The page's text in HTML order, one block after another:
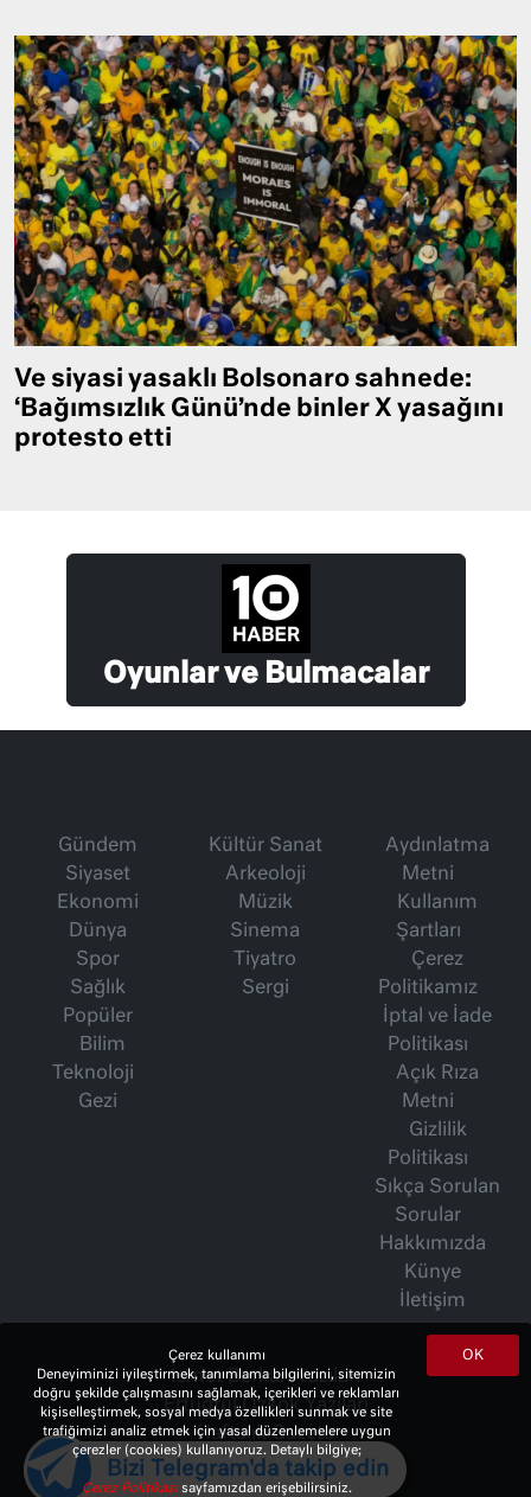
Ve siyasi yasaklı Bolsonaro sahnede:
‘Bağımsızlık Günü’nde binler X yasağını
protesto etti
Oyunlar ve Bulmacalar
Gündem
Siyaset
Ekonomi
Dünya
Spor
Sağlık
Popüler
Bilim
Teknoloji
Gezi
Kültür Sanat
Arkeoloji
Müzik
Sinema
Tiyatro
Sergi
Aydınlatma
Metni
Kullanım
Şartları
Çerez
Politikamız
İptal ve İade
Politikası
Açık Rıza
Metni
Gizlilik
Politikası
Sıkça Sorulan
Sorular
Hakkımızda
Künye
İletişim
İsmet Berkan Yazıları
Ertuğrul Özkök Yazıları
Haftalık Gazete
OK
Çerez kullanımı
Deneyiminizi iyileştirmek, tanımlama bilgilerini, sitemizin
doğru şekilde çalışmasını sağlamak, içerikleri ve reklamları
kişiselleştirmek, sosyal medya özellikleri sunmak ve site
trafiğimizi analiz etmek için yasal düzenlemelere uygun
çerezler (cookies) kullanıyoruz. Detaylı bilgiye;
Çerez Politikasısayfamızdan erişebilirsiniz.
Bizi Telegram'da takip edin